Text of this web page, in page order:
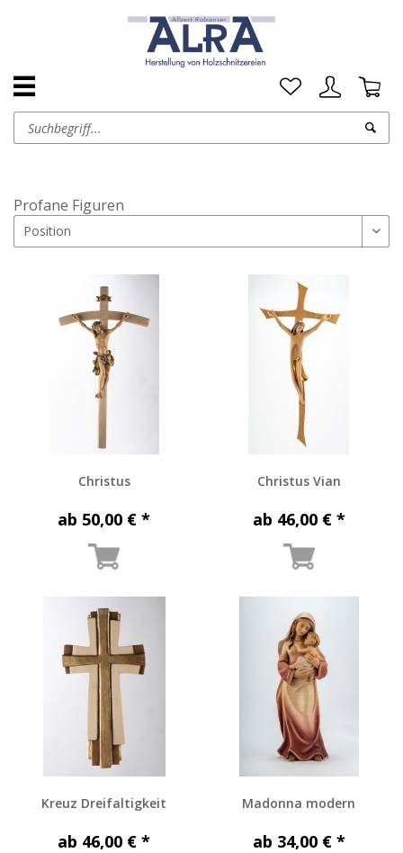
Profane Figuren
Christus
ab 50,00 € *
Christus Vian
ab 46,00 € *
Kreuz Dreifaltigkeit
ab 46,00 € *
Madonna modern
ab 34,00 € *